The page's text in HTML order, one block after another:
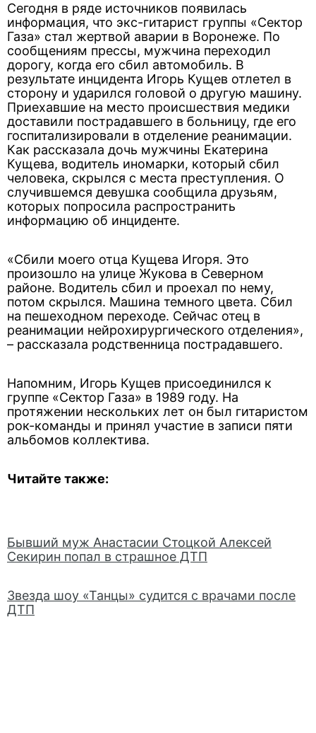
Сегодня в ряде источников появилась
информация, что экс-гитарист группы «Сектор
Газа» стал жертвой аварии в Воронеже. По
сообщениям прессы, мужчина переходил
дорогу, когда его сбил автомобиль. В
результате инцидента Игорь Кущев отлетел в
сторону и ударился головой о другую машину.
Приехавшие на место происшествия медики
доставили пострадавшего в больницу, где его
госпитализировали в отделение реанимации.
Как рассказала дочь мужчины Екатерина
Кущева, водитель иномарки, который сбил
человека, скрылся с места преступления. О
случившемся девушка сообщила друзьям,
которых попросила распространить
информацию об инциденте.
«Сбили моего отца Кущева Игоря. Это
произошло на улице Жукова в Северном
районе. Водитель сбил и проехал по нему,
потом скрылся. Машина темного цвета. Сбил
на пешеходном переходе. Сейчас отец в
реанимации нейрохирургического отделения»,
– рассказала родственница пострадавшего.
Напомним, Игорь Кущев присоединился к
группе «Сектор Газа» в 1989 году. На
протяжении нескольких лет он был гитаристом
рок-команды и принял участие в записи пяти
альбомов коллектива.
Читайте также:
Бывший муж Анастасии Стоцкой Алексей
Секирин попал в страшное ДТП
Звезда шоу «Танцы» судится с врачами после
ДТП